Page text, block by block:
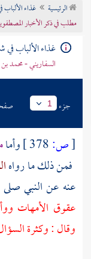
تراجم الأعلام
الرئيسية غذاء
مطلب في ذكر الأخبار
غذاء الألباب
السفاريني - محمد
جزء 1
[ص: وأما
فمن ذلك ما رواه
عنه عن النبي
عقوق الأمهات
وقال : وكثرة